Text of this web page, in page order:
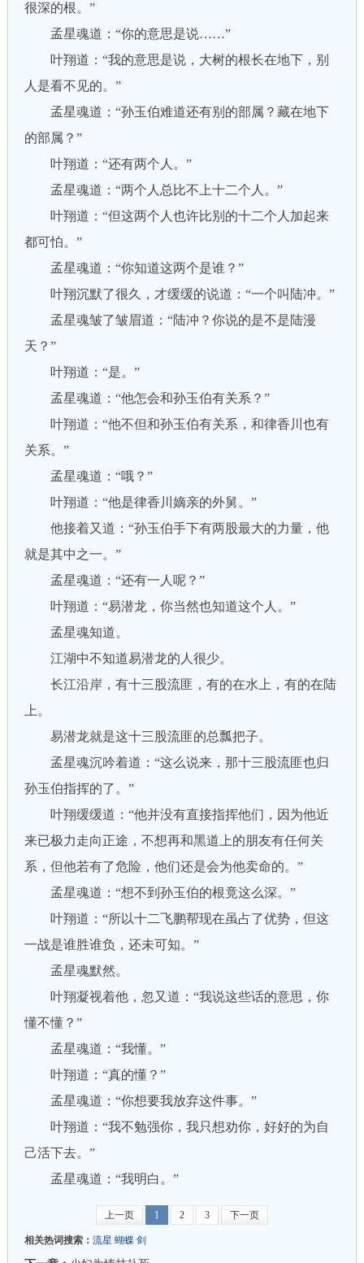
很深的根。”
孟星魂道：“你的意思是说……”
叶翔道：“我的意思是说，大树的根长在地下，别
人是看不见的。”
孟星魂道：“孙玉伯难道还有别的部属？藏在地下
的部属？”
叶翔道：“还有两个人。”
孟星魂道：“两个人总比不上十二个人。”
叶翔道：“但这两个人也许比别的十二个人加起来
都可怕。”
孟星魂道：“你知道这两个是谁？”
叶翔沉默了很久，才缓缓的说道：“一个叫陆冲。”
孟星魂皱了皱眉道：“陆冲？你说的是不是陆漫
天？”
叶翔道：“是。”
孟星魂道：“他怎会和孙玉伯有关系？”
叶翔道：“他不但和孙玉伯有关系，和律香川也有
关系。”
孟星魂道：“哦？”
叶翔道：“他是律香川嫡亲的外舅。”
他接着又道：“孙玉伯手下有两股最大的力量，他
就是其中之一。”
孟星魂道：“还有一人呢？”
叶翔道：“易潜龙，你当然也知道这个人。”
孟星魂知道。
江湖中不知道易潜龙的人很少。
长江沿岸，有十三股流匪，有的在水上，有的在陆
上。
易潜龙就是这十三股流匪的总瓢把子。
孟星魂沉吟着道：“这么说来，那十三股流匪也归
孙玉伯指挥的了。”
叶翔缓缓道：“他并没有直接指挥他们，因为他近
来已极力走向正途，不想再和黑道上的朋友有任何关
系，但他若有了危险，他们还是会为他卖命的。”
孟星魂道：“想不到孙玉伯的根竟这么深。”
叶翔道：“所以十二飞鹏帮现在虽占了优势，但这
一战是谁胜谁负，还未可知。”
孟星魂默然。
叶翔凝视着他，忽又道：“我说这些话的意思，你
懂不懂？”
孟星魂道：“我懂。”
叶翔道：“真的懂？”
孟星魂道：“你想要我放弃这件事。”
叶翔道：“我不勉强你，我只想劝你，好好的为自
己活下去。”
孟星魂道：“我明白。”
上一页 1 2 3 下一页
相关热词搜索： 流星 蝴蝶 剑